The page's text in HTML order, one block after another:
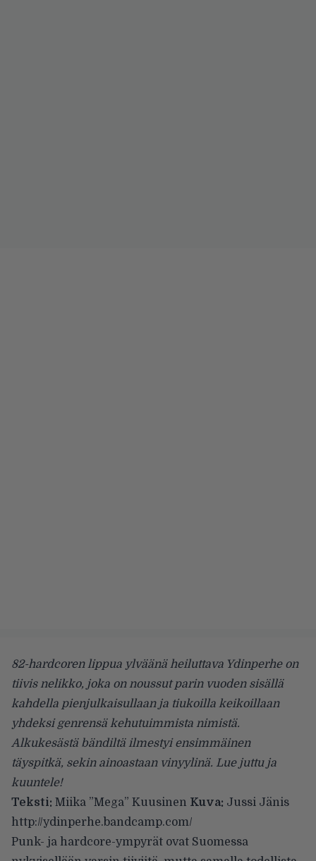
82-hardcoren lippua ylväänä heiluttava Ydinperhe on
tiivis nelikko, joka on noussut parin vuoden sisällä
kahdella pienjulkaisullaan ja tiukoilla keikoillaan
yhdeksi genrensä kehutuimmista nimistä.
Alkukesästä bändiltä ilmestyi ensimmäinen
täyspitkä, sekin ainoastaan vinyylinä. Lue juttu ja
kuuntele!
Teksti: Miika ”Mega” Kuusinen Kuva: Jussi Jänis
http://ydinperhe.bandcamp.com/
Punk- ja hardcore-ympyrät ovat Suomessa